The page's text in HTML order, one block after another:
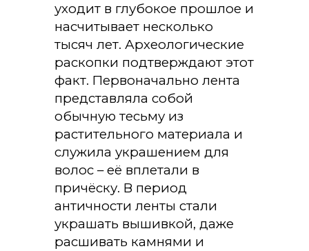
уходит в глубокое прошлое и
насчитывает несколько
тысяч лет. Археологические
раскопки подтверждают этот
факт. Первоначально лента
представляла собой
обычную тесьму из
растительного материала и
служила украшением для
волос – её вплетали в
причёску. В период
античности ленты стали
украшать вышивкой, даже
расшивать камнями и